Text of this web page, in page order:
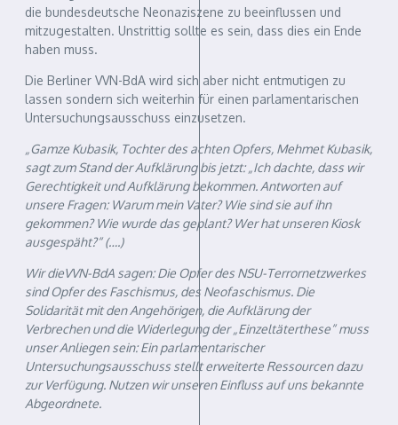
die bundesdeutsche Neonaziszene zu beeinflussen und
mitzugestalten. Unstrittig sollte es sein, dass dies ein Ende
haben muss.
Die Berliner VVN-BdA wird sich aber nicht entmutigen zu
lassen sondern sich weiterhin für einen parlamentarischen
Untersuchungsausschuss einzusetzen.
„Gamze Kubasik, Tochter des achten Opfers, Mehmet Kubasik,
sagt zum Stand der Aufklärung bis jetzt: „Ich dachte, dass wir
Gerechtigkeit und Aufklärung bekommen. Antworten auf
unsere Fragen: Warum mein Vater? Wie sind sie auf ihn
gekommen? Wie wurde das geplant? Wer hat unseren Kiosk
ausgespäht?“ (….)
Wir dieVVN-BdA sagen: Die Opfer des NSU-Terrornetzwerkes
sind Opfer des Faschismus, des Neofaschismus. Die
Solidarität mit den Angehörigen, die Aufklärung der
Verbrechen und die Widerlegung der „Einzeltäterthese“ muss
unser Anliegen sein: Ein parlamentarischer
Untersuchungsausschuss stellt erweiterte Ressourcen dazu
zur Verfügung. Nutzen wir unseren Einfluss auf uns bekannte
Abgeordnete.